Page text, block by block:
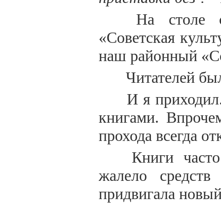
На столе
«Советская
наш районный
Читателей
И я
книгами.
прохода всегда
Книги
жалело
придвигала